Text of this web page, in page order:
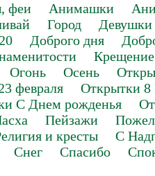
феи Анимашки
Город
Девушки
Доброго дня
Крещение
Огонь Осень
февраля
Открытки 8
С Днем рожденья
Пейзажи
и кресты
С
Снег Спасибо